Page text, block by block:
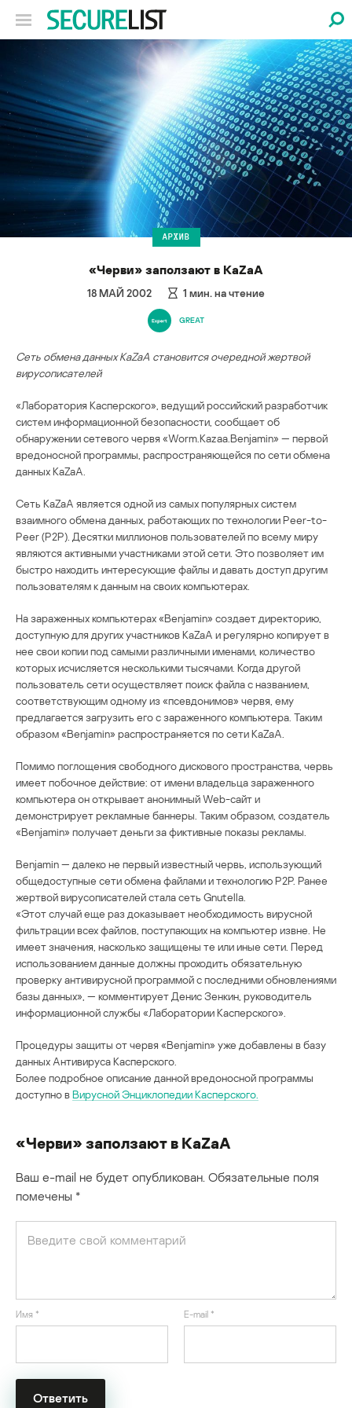
АРХИВ
«Черви» заползают в KaZaA
18 МАЙ 2002 1 мин. на чтение
GREAT
Cеть обмена данных KaZaA становится очередной жертвой
вирусописателей
«Лаборатория Касперского», ведущий российский разработчик
систем информационной безопасности, сообщает об
обнаружении сетевого червя «Worm.Kazaa.Benjamin» — первой
вредоносной программы, распространяющейся по сети обмена
данных KaZaA.
Сеть KaZaA является одной из самых популярных систем
взаимного обмена данных, работающих по технологии Peer-to-
Peer (P2P). Десятки миллионов пользователей по всему миру
являются активными участниками этой сети. Это позволяет им
быстро находить интересующие файлы и давать доступ другим
пользователям к данным на своих компьютерах.
На зараженных компьютерах «Benjamin» создает директорию,
доступную для других участников KaZaA и регулярно копирует в
нее свои копии под самыми различными именами, количество
которых исчисляется несколькими тысячами. Когда другой
пользователь сети осуществляет поиск файла с названием,
соответствующим одному из «псевдонимов» червя, ему
предлагается загрузить его с зараженного компьютера. Таким
образом «Benjamin» распространяется по сети KaZaA.
Помимо поглощения свободного дискового пространства, червь
имеет побочное действие: от имени владельца зараженного
компьютера он открывает анонимный Web-сайт и
демонстрирует рекламные баннеры. Таким образом, создатель
«Benjamin» получает деньги за фиктивные показы рекламы.
Benjamin — далеко не первый известный червь, использующий
общедоступные сети обмена файлами и технологию P2P. Ранее
жертвой вирусописателей стала сеть Gnutella.
«Этот случай еще раз доказывает необходимость вирусной
фильтрации всех файлов, поступающих на компьютер извне. Не
имеет значения, насколько защищены те или иные сети. Перед
использованием данные должны проходить обязательную
проверку антивирусной программой с последними обновлениями
базы данных», — комментирует Денис Зенкин, руководитель
информационной службы «Лаборатории Касперского».
Процедуры защиты от червя «Benjamin» уже добавлены в базу
данных Антивируса Касперского.
Более подробное описание данной вредоносной программы
доступно вВирусной Энциклопедии Касперского.
«Черви» заползают в KaZaA
Ваш e-mail не будет опубликован. Обязательные поля
помечены *
Имя * E-mail *